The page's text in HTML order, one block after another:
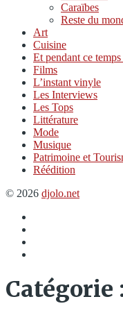
Caraïbes
Reste du
Art
Cuisine
Et pendant ce
Films
L’instant vinyle
Les Interviews
Les Tops
Littérature
Mode
Musique
Patrimoine et
Réédition
© 2026 djolo.net
Catégorie